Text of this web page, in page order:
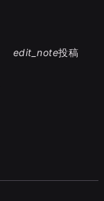
edit_note投稿